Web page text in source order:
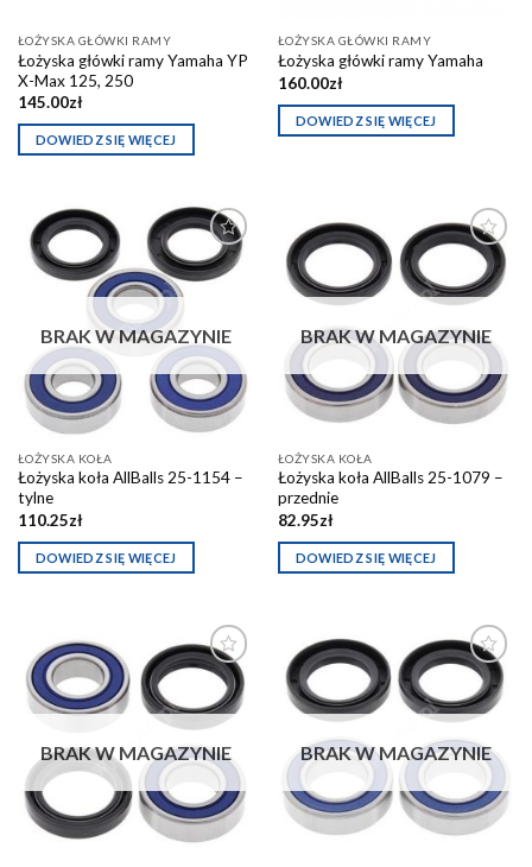
ŁOŻYSKA GŁÓWKI RAMY
Łożyska główki ramy Yamaha YP
X-Max 125, 250
145.00zł
DOWIEDZ SIĘ WIĘCEJ
ŁOŻYSKA GŁÓWKI RAMY
Łożyska główki ramy Yamaha
160.00zł
DOWIEDZ SIĘ WIĘCEJ
BRAK W MAGAZYNIE
ŁOŻYSKA KOŁA
Łożyska koła AllBalls 25-1154 –
tylne
110.25zł
DOWIEDZ SIĘ WIĘCEJ
Dodaj do
BRAK W MAGAZYNIE
ŁOŻYSKA KOŁA
Łożyska koła AllBalls 25-1079 –
przednie
82.95zł
DOWIEDZ SIĘ WIĘCEJ
Dodaj do
BRAK W MAGAZYNIE
Dodaj do
schowka
BRAK W MAGAZYNIE